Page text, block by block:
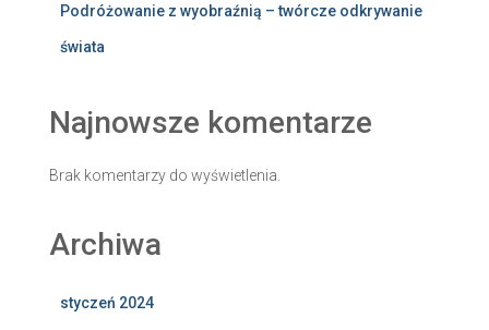
Podróżowanie z wyobraźnią – twórcze odkrywanie
świata
Najnowsze komentarze
Brak komentarzy do wyświetlenia.
Archiwa
styczeń 2024